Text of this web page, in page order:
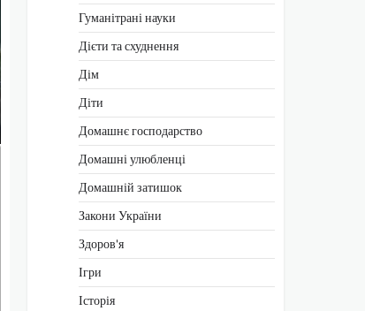
Гуманітрані науки
Дієти та схуднення
Дім
Діти
Домашнє господарство
Домашні улюбленці
Домашній затишок
Закони України
Здоров'я
Ігри
Історія